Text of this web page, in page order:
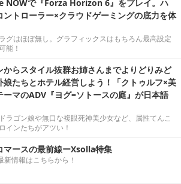
NOWで『Forza Horizon 6』をプレイ。ハ
ントローラー×クラウドゲーミングの底力を体
グはほぼ無し。グラフィックスはもちろん最高設定
能！
からスタイル抜群お姉さんまでよりどりみど
娘たちとホテル経営しよう！「クトゥルフ×美
ーマのADV『ヨグ=ソトースの庭』が日本語
ラゴン娘や無口な複眼死神美少女など、属性てんこ
インたちがアツい！
マースの最前線ーXsolla特集
新情報はこちらから！